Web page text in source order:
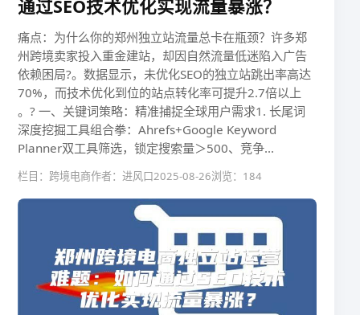
通过SEO技术优化实现流量暴涨？
痛点：为什么你的郑州独立站流量总卡在瓶颈？许多郑
州跨境卖家投入重金建站，却因​​自然流量低迷​​陷入广告
依赖困局?。数据显示，未优化SEO的独立站跳出率高达
70%，而技术优化到位的站点转化率可提升​​2.7倍以上​​
。? 一、关键词策略：精准捕捉全球用户需求​​1. 长尾词
深度挖掘​​​​工具组合拳​​：Ahrefs+Google Keyword
Planner双工具筛选，锁定搜索量＞500、竞争...
栏目：跨境电商作者：进风口2025-08-26浏览：184